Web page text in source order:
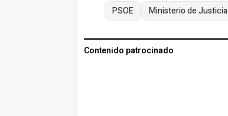
PSOE Ministerio de Justicia
Contenido patrocinado